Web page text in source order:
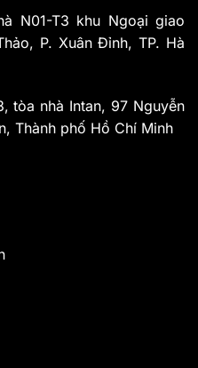
N01-T3 khu Ngoại giao
P. Xuân Đỉnh, TP. Hà
tòa nhà Intan, 97 Nguyễn
Thành phố Hồ Chí Minh